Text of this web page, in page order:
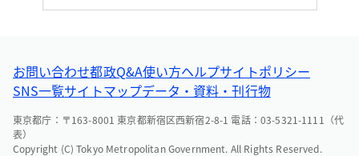
お問い合わせ都政Q&A使い方ヘルプサイトポリシー
SNS一覧サイトマップデータ・資料・刊行物
東京都庁：〒163-8001 東京都新宿区西新宿2-8-1 電話：03-5321-1111（代
表）
Copyright (C) Tokyo Metropolitan Government. All Rights Reserved.